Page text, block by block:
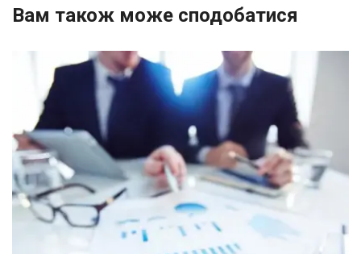
Вам також може сподобатися